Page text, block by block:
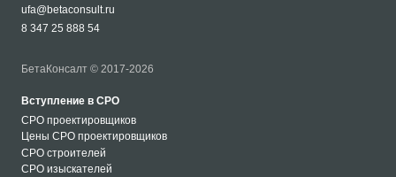
ufa@betaconsult.ru
8 347 25 888 54
БетаКонсалт © 2017-2026
Вступление в СРО
СРО проектировщиков
Цены СРО проектировщиков
СРО строителей
СРО изыскателей